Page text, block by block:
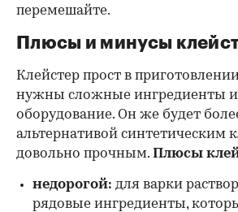
перемешайте.
Плюсы и минусы
Клейстер прост в
нужны сложные ингредиенты
оборудование. Он же будет
альтернативой синтетическим
довольно прочным. Плюсы
недорогой: для варки
рядовые ингредиенты,